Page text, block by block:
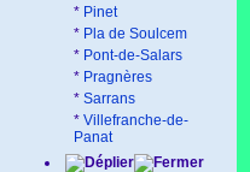
* Pinet
* Pla de Soulcem
* Pont-de-Salars
* Pragnères
* Sarrans
* Villefranche-de-
Panat